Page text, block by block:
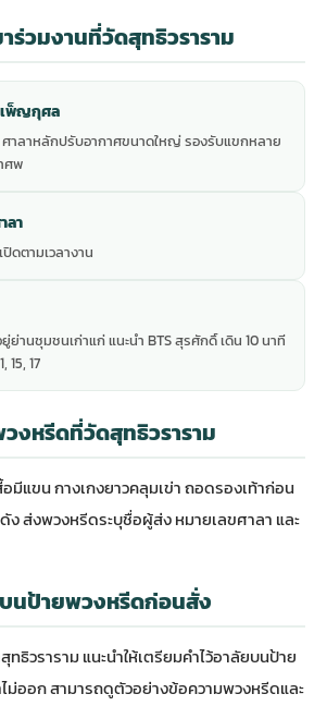
ร่วมงานที่วัดสุทธิวราราม
เพ็ญกุศล
าลาหลักปรับอากาศขนาดใหญ่ รองรับแขกหลาย
ศพ
ลา
ดตามเวลางาน
ย่านชุมชนเก่าแก่ แนะนำ BTS สุรศักดิ์ เดิน 10 นาที
15, 17
งหรีดที่วัดสุทธิวราราม
มีแขน กางเกงยาวคลุมเข่า ถอดรองเท้าก่อน
ง ส่งพวงหรีดระบุชื่อผู้ส่ง หมายเลขศาลา และ
นป้ายพวงหรีดก่อนสั่ง
ธิวราราม แนะนำให้เตรียมคำไว้อาลัยบนป้าย
ม่ออก สามารถดูตัวอย่างข้อความพวงหรีดและ